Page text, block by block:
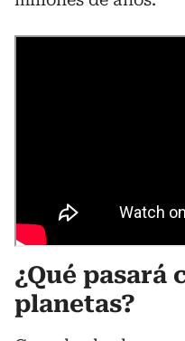
¿Qué pasará
planetas?